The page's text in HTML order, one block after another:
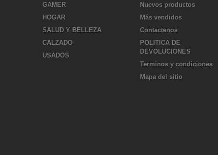
GAMER
HOGAR
SALUD Y BELLEZA
CALZADO
USADOS
Nuevos productos
Más vendidos
Contactenos
POLITICA DE
DEVOLUCIONES
Terminos y condiciones
Mapa del sitio